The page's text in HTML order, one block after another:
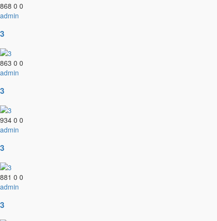
868 0 0
admin
3
863 0 0
admin
3
934 0 0
admin
3
881 0 0
admin
3